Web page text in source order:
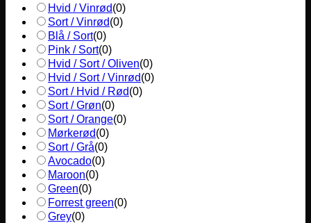
Hvid / Vinrød(0)
Sort / Vinrød(0)
Blå / Sort(0)
Pink / Sort(0)
Hvid / Sort / Oliven(0)
Hvid / Sort / Vinrød(0)
Sort / Hvid / Rød(0)
Sort / Grøn(0)
Sort / Orange(0)
Mørkerød(0)
Sort / Grå(0)
Avocado(0)
Maroon(0)
Green(0)
Forrest green(0)
Grey(0)